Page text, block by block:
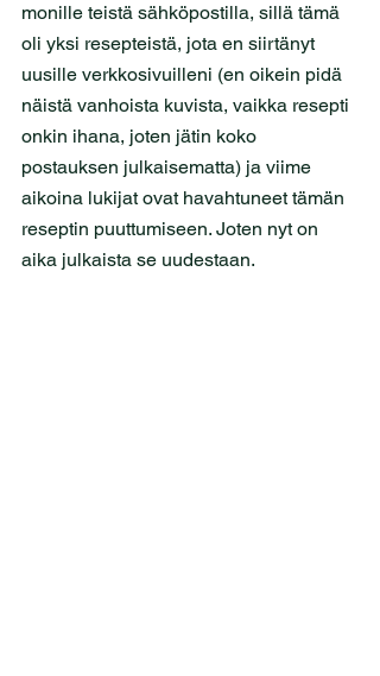
monille teistä sähköpostilla, sillä tämä
oli yksi resepteistä, jota en siirtänyt
uusille verkkosivuilleni (en oikein pidä
näistä vanhoista kuvista, vaikka resepti
onkin ihana, joten jätin koko
postauksen julkaisematta) ja viime
aikoina lukijat ovat havahtuneet tämän
reseptin puuttumiseen. Joten nyt on
aika julkaista se uudestaan.